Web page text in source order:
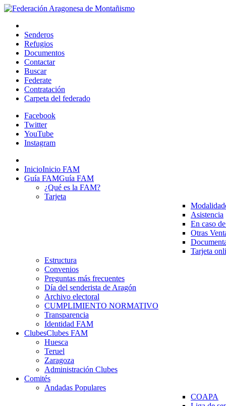
Senderos
Refugios
Documentos
Contactar
Buscar
Federate
Contratación
Carpeta del federado
Facebook
Twitter
YouTube
Instagram
InicioInicio FAM
Guía FAMGuía FAM
¿Qué es la FAM?
Tarjeta
Asistencia
En caso
Otras
Tarjeta
Estructura
Convenios
Preguntas más frecuentes
Día del senderista de Aragón
Archivo electoral
CUMPLIMIENTO NORMATIVO
Transparencia
Identidad FAM
ClubesClubes FAM
Huesca
Teruel
Zaragoza
Administración Clubes
Comités
Andadas Populares
COAPA